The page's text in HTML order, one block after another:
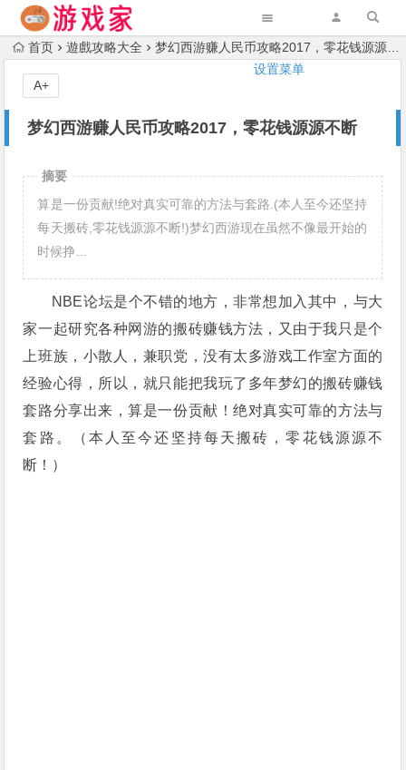
设置菜单
首页 遊戲攻略大全 梦幻西游赚人民币攻略2017，零花钱源源不断
梦幻西游赚人民币攻略2017，零花钱源源不断
A+
摘要
算是一份贡献!绝对真实可靠的方法与套路.(本人至今还坚持
每天搬砖,零花钱源源不断!)梦幻西游现在虽然不像最开始的
时候挣…
NBE论坛是个不错的地方，非常想加入其中，与大
家一起研究各种网游的搬砖赚钱方法，又由于我只是个
上班族，小散人，兼职党，没有太多游戏工作室方面的
经验心得，所以，就只能把我玩了多年梦幻的搬砖赚钱
套路分享出来，算是一份贡献！绝对真实可靠的方法与
套路。（本人至今还坚持每天搬砖，零花钱源源不
断！）